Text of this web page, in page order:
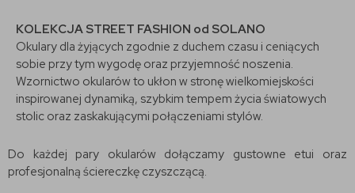
KOLEKCJA STREET FASHION od SOLANO
Okulary dla żyjących zgodnie z duchem czasu i ceniących
sobie przy tym wygodę oraz przyjemność noszenia.
Wzornictwo okularów to ukłon w stronę wielkomiejskości
inspirowanej dynamiką, szybkim tempem życia światowych
stolic oraz zaskakującymi połączeniami stylów.
Do każdej pary okularów dołączamy gustowne etui oraz
profesjonalną ściereczkę czyszczącą.